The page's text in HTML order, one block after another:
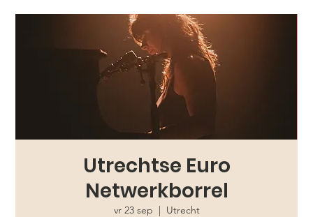
Utrechtse Euro
Netwerkborrel
vr 23 sep
  |
Utrecht